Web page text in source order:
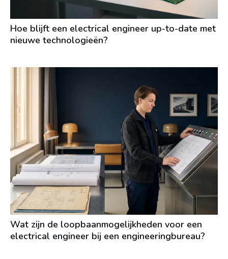
Hoe blijft een electrical engineer up-to-date met
nieuwe technologieën?
Wat zijn de loopbaanmogelijkheden voor een
electrical engineer bij een engineeringbureau?